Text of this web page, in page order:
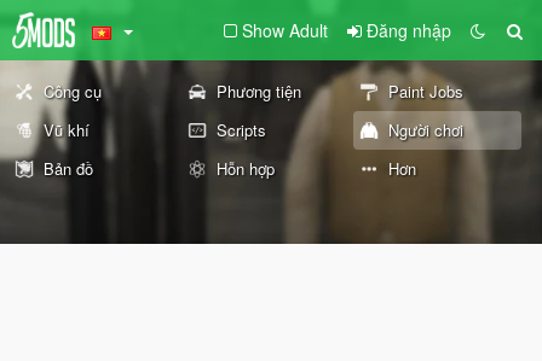
Show Adult Đăng nhập
Công cụ Phương tiện
Paint Jobs
Vũ khí
Scripts
Người chơi
Bản đồ
Hỗn hợp Hơn